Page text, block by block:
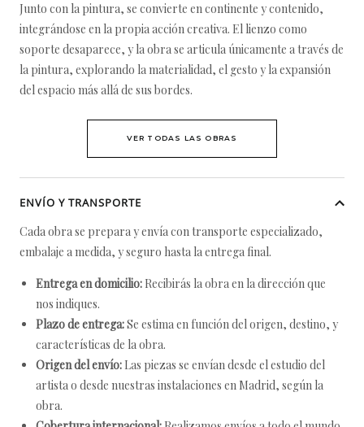
Junto con la pintura, se convierte en continente y contenido,
integrándose en la propia acción creativa. El lienzo como
soporte desaparece, y la obra se articula únicamente a través de
la pintura, explorando la materialidad, el gesto y la expansión
del espacio más allá de sus bordes.
VER TODAS LAS OBRAS
ENVÍO Y TRANSPORTE
Cada obra se prepara y envía con transporte especializado,
embalaje a medida, y seguro hasta la entrega final.
Entrega en domicilio: Recibirás la obra en la dirección que
nos indiques.
Plazo de entrega:Se estima en función del origen, destino, y
características de la obra.
Origen del envío: Las piezas se envían desde el estudio del
artista o desde nuestras instalaciones en Madrid, según la
obra.